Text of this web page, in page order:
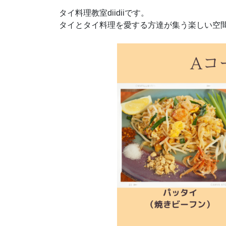
タイ料理教室diidiiです。
タイとタイ料理を愛する方達が集う楽しい空